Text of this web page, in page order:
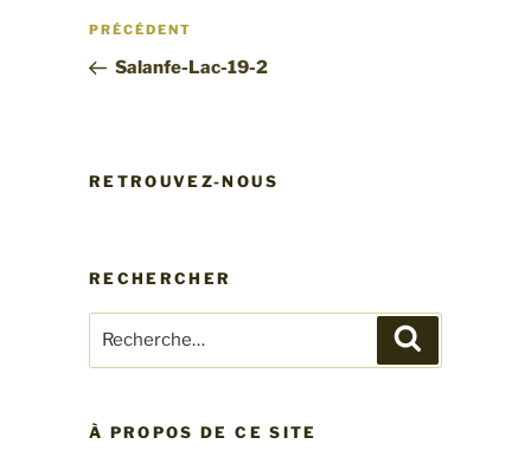
Navigation
l’article
Article
précédent
PRÉCÉDENT
Salanfe-Lac-19-2
RETROUVEZ-NOUS
RECHERCHER
pour
À PROPOS DE CE SITE